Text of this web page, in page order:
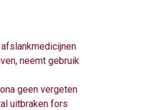
neemt gebruik
geen vergeten
uitbraken fors